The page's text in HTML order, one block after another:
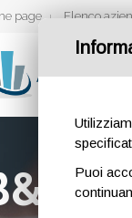
page Elenco
Puoi